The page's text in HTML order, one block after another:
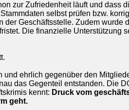
zur Zufriedenheit läuft und dass
selbst prüfen bzw.
Geschäftsstelle. Zudem wurde
Die finanzielle Unterstützung
und ehrlich gegenüber den
das Gegenteil entstanden. Die
kennt: Druck vom
geht.